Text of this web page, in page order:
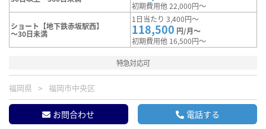
初期費用他 22,000円～
ショート【地下鉄赤坂駅西】
～30日未満
1日当たり 3,400円～
118,500 円/月～
初期費用他 16,500円～
特急対応可
福岡県 福岡市中央区
お問合わせ 電話する